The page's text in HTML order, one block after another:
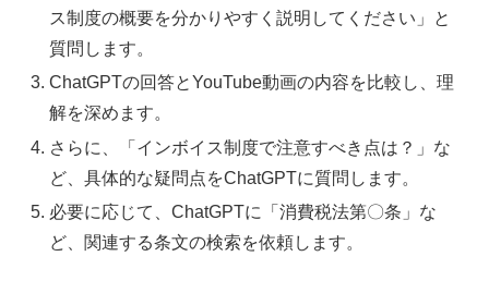
ス制度の概要を分かりやすく説明してください」と
質問します。
ChatGPTの回答とYouTube動画の内容を比較し、理
解を深めます。
さらに、「インボイス制度で注意すべき点は？」な
ど、具体的な疑問点をChatGPTに質問します。
必要に応じて、ChatGPTに「消費税法第〇条」な
ど、関連する条文の検索を依頼します。